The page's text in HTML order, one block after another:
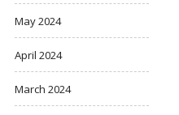
May 2024
April 2024
March 2024